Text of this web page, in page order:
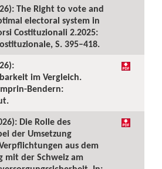
The Right to vote and
electoral system in
Costituzionali 2.2025:
S. 395–418.
im Vergleich.
Bendern:
Die Rolle des
der Umsetzung
aus dem
mit der Schweiz am